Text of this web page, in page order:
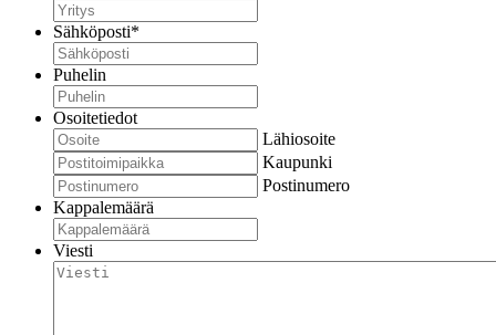
Sähköposti*
Puhelin
Osoitetiedot
Lähiosoite
Kaupunki
Postinumero
Kappalemäärä
Viesti